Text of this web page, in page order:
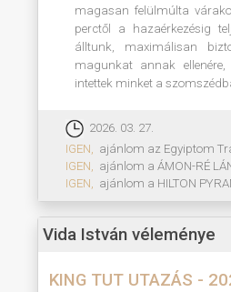
magasan felülmúlta
perctől a hazaérkezésig
álltunk, maximálisan
magunkat annak
intettek minket a
2026. 03. 27.
IGEN,
ajánlom az Egyiptom
IGEN,
ajánlom a ÁMON-RÉ
IGEN,
ajánlom a HILTON
Vida István véleménye
KING TUT UTAZÁS -